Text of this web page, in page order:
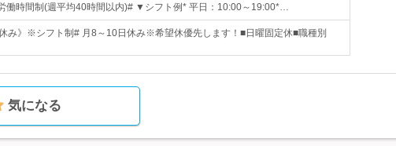
働時間制(週平均40時間以内)# ▼シフト例* 平日：10:00～19:00*…
み》※シフト制# 月8～10日休み※希望休優先します！■日曜固定休■職種別
気になる